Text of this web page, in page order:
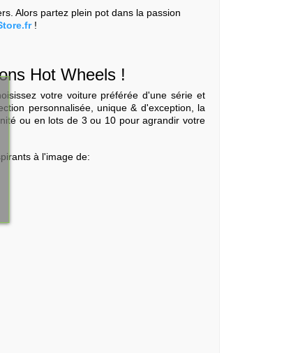
Alors partez plein pot dans la passion
!
Hot Wheels !
votre voiture préférée d'une série et
personnalisée, unique & d'exception, la
ou en lots de 3 ou 10 pour agrandir votre
à l'image de: